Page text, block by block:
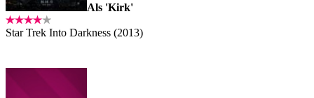
Als 'Kirk'
Star Trek Into Darkness (2013)